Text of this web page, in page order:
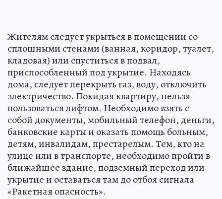
Жителям следует укрыться в помещении со
сплошными стенами (ванная, коридор, туалет,
кладовая) или спуститься в подвал,
приспособленный под укрытие. Находясь
дома, следует перекрыть газ, воду, отключить
электричество. Покидая квартиру, нельзя
пользоваться лифтом. Необходимо взять с
собой документы, мобильный телефон, деньги,
банковские карты и оказать помощь больным,
детям, инвалидам, престарелым. Тем, кто на
улице или в транспорте, необходимо пройти в
ближайшее здание, подземный переход или
укрытие и оставаться там до отбоя сигнала
«Ракетная опасность».